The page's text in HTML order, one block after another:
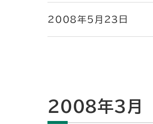
2008年5月23日
2008年3月